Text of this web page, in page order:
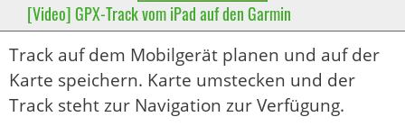
[Video] GPX-Track vom iPad auf den Garmin
Track auf dem Mobilgerät planen und auf der
Karte speichern. Karte umstecken und der
Track steht zur Navigation zur Verfügung.